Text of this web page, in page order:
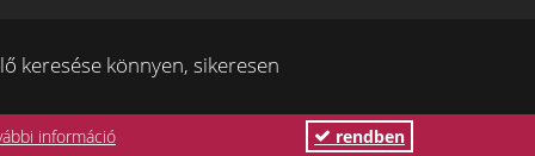
keresése könnyen, sikeresen
információ rendben